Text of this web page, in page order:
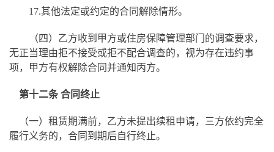
17.其他法定或约定的合同解除情形。
（四）乙方收到甲方或住房保障管理部门的调查要求，
无正当理由拒不接受或拒不配合调查的，视为存在违约事
项，甲方有权解除合同并通知丙方。
第十二条 合同终止
（一）租赁期满前，乙方未提出续租申请，三方依约完全
履行义务的，合同到期后自行终止。